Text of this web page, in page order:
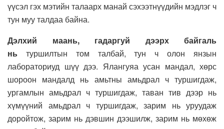
үүсэл гэх мэтийн талаарх манай сэхээтнүүдийн мэдлэг ч
тун муу талдаа байна.
Дэлхий маань, гадаргуй дээрх байгаль
нь туршилтын том талбай, тун ч олон янзын
лабораториуд шүү дээ. Ялангуяа усан мандал, хөрс
шороон мандалд нь амьтны амьдрал ч туршигдаж,
ургамлын амьдрал ч туршигдаж, таван тив дээр нь
хүмүүний амьдрал ч туршигдаж, зарим нь уруудаж
доройтож, зарим нь дэвшин дээшилж, зарим нь мөхөж